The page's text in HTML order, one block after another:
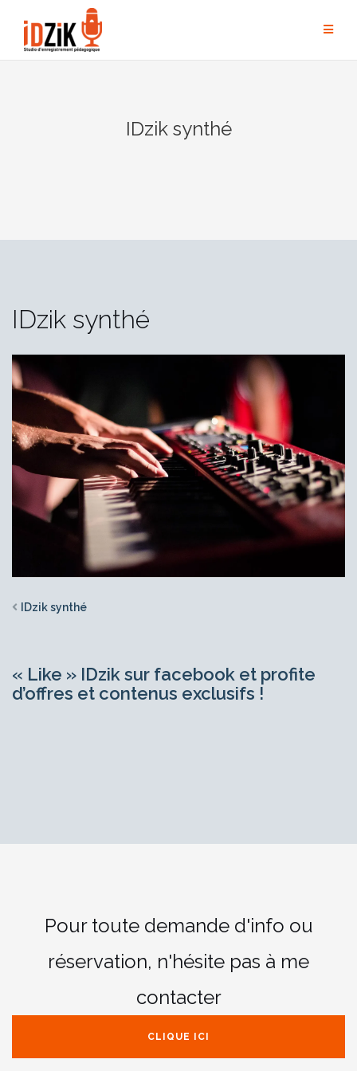
IDzik synthé
IDzik synthé
IDzik synthé
« Like » IDzik sur facebook et profite
d’offres et contenus exclusifs !
Pour toute demande d'info ou
réservation, n'hésite pas à me
contacter
CLIQUE ICI